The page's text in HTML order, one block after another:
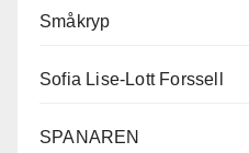
Småkryp
Sofia Lise-Lott Forssell
SPANAREN